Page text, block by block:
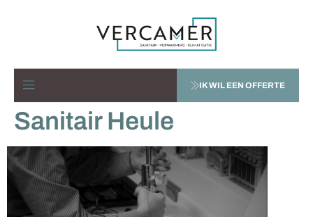
IK WIL EEN OFFERTE
Sanitair Heule